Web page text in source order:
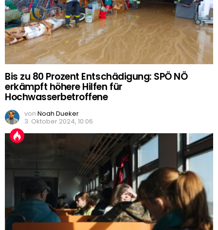
Bis zu 80 Prozent Entschädigung: SPÖ NÖ
erkämpft höhere Hilfen für
Hochwasserbetroffene
von Noah Dueker
3. Oktober 2024, 10:06